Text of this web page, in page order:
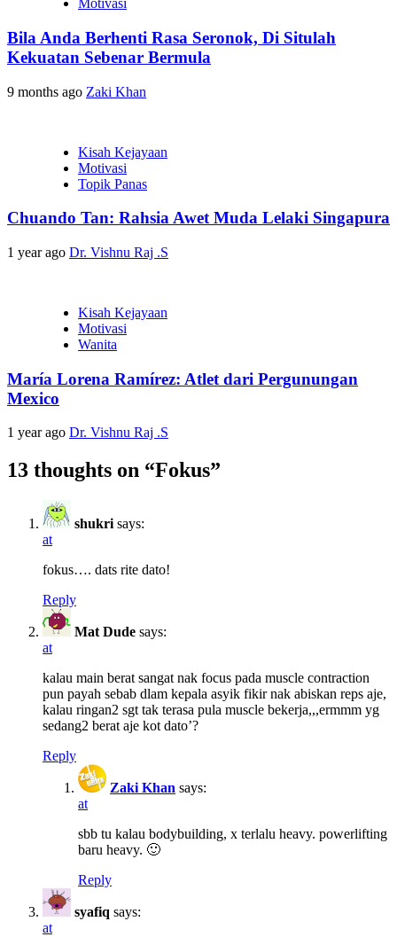
Motivasi
Bila Anda Berhenti Rasa Seronok, Di Situlah
Kekuatan Sebenar Bermula
9 months ago Zaki Khan
Kisah Kejayaan
Motivasi
Topik Panas
Chuando Tan: Rahsia Awet Muda Lelaki Singapura
1 year ago Dr. Vishnu Raj .S
Kisah Kejayaan
Motivasi
Wanita
María Lorena Ramírez: Atlet dari Pergunungan
Mexico
1 year ago Dr. Vishnu Raj .S
13 thoughts on “Fokus”
shukri says:
at
fokus…. dats rite dato!
Reply
Mat Dude says:
at
kalau main berat sangat nak focus pada muscle contraction
pun payah sebab dlam kepala asyik fikir nak abiskan reps aje,
kalau ringan2 sgt tak terasa pula muscle bekerja,,,ermmm yg
sedang2 berat aje kot dato’?
Reply
Zaki Khan says:
at
sbb tu kalau bodybuilding, x terlalu heavy. powerlifting
baru heavy. 🙂
Reply
syafiq says:
at